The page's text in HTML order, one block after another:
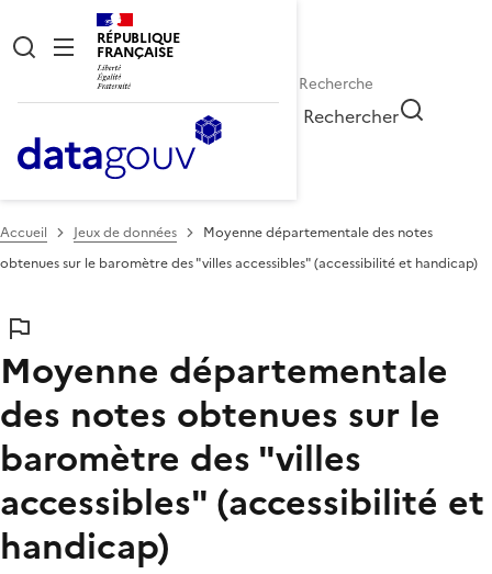
RÉPUBLIQUE
FRANÇAISE
Rechercher
Accueil Jeux de données
Moyenne départementale des notes
obtenues sur le baromètre des "villes accessibles" (accessibilité et handicap)
Moyenne départementale
des notes obtenues sur le
baromètre des "villes
accessibles" (accessibilité et
handicap)